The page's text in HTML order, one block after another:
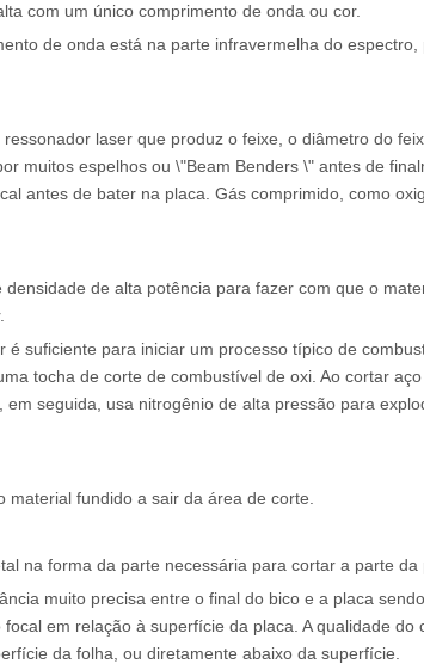
com um único comprimento de onda ou cor.
de onda está na parte infravermelha do
laser que produz o feixe, o diâmetro do
muitos espelhos ou \"Beam Benders \" antes de
antes de bater na placa. Gás comprimido, como
densidade de alta potência para fazer com que o
suficiente para iniciar um processo típico de
tocha de corte de combustível de oxi. Ao cortar
seguida, usa nitrogênio de alta pressão para
fundido a sair da área de corte.
na forma da parte necessária para cortar a parte da
muito precisa entre o final do bico e a placa
em relação à superfície da placa. A qualidade do
da folha, ou diretamente abaixo da superfície.